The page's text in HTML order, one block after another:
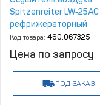
Spitzenreiter LW‑25AC
рефрижераторный
Код товара: 460.067325
Цена по запросу
ПОД ЗАКАЗ